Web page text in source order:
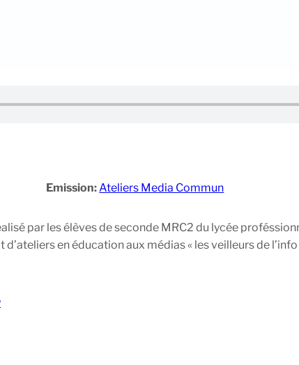
Emission:Ateliers Media Commun
par les élèves de seconde MRC2 du lycée
en éducation aux médias « les veilleurs de